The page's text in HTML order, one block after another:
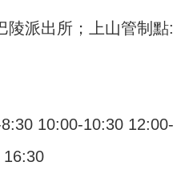
陵派出所；上山管制點:
10:00-10:30 12:00-
16:30